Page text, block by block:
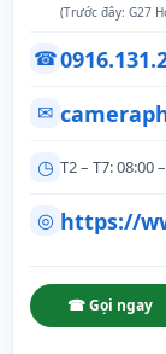
(Trước đây: G27
☎
✉
◷ T2 – T7: 08:00
◎ https://
☎ Gọi ngay